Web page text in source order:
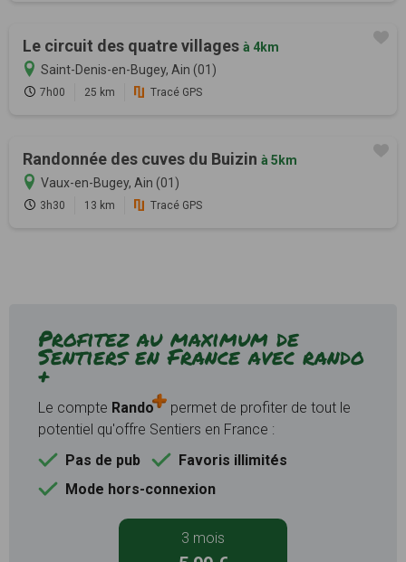
Le circuit des quatre villages à 4km
Saint-Denis-en-Bugey, Ain (01)
7h00 25 km Tracé GPS
Randonnée des cuves du Buizin à 5km
Vaux-en-Bugey, Ain (01)
3h30 13 km Tracé GPS
Profitez au maximum de
Sentiers en France avec rando
+
Le compte Rando
permet de profiter de tout le
potentiel qu'offre Sentiers en France :
Pas de pub
Favoris illimités
Mode hors-connexion
3 mois